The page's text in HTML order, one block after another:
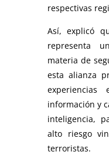
respectivas
Así, explicó
representa
materia de
esta alianza
información y
inteligencia,
alto riesgo
terroristas.